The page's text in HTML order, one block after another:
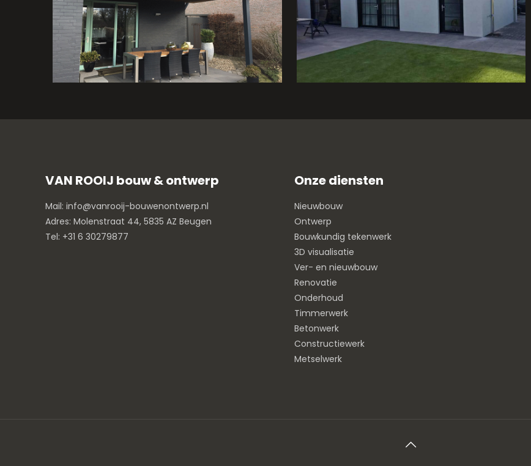
VAN ROOIJ bouw & ontwerp
Mail: info@vanrooij-bouwenontwerp.nl
Adres: Molenstraat 44, 5835 AZ Beugen
Tel: +31 6 30279877
Onze diensten
Nieuwbouw
Ontwerp
Bouwkundig tekenwerk
3D visualisatie
Ver- en nieuwbouw
Renovatie
Onderhoud
Timmerwerk
Betonwerk
Constructiewerk
Metselwerk